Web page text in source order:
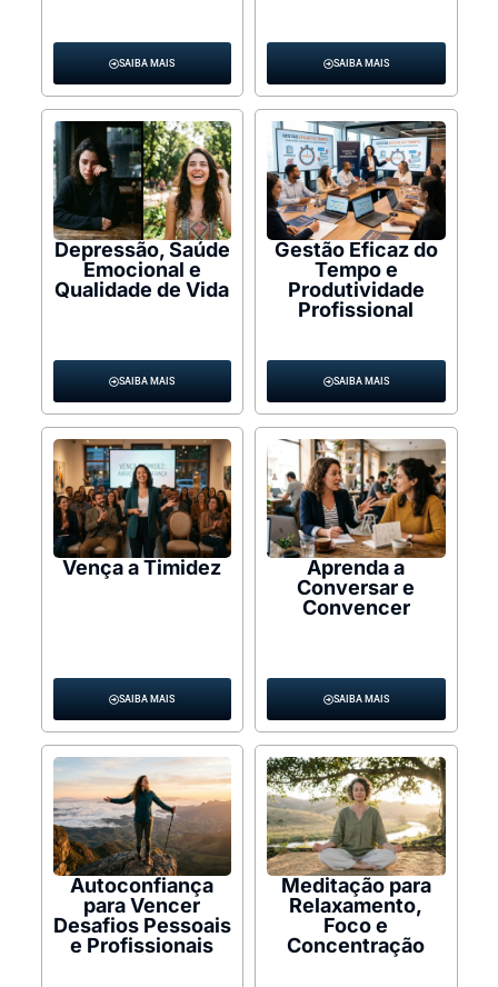
SAIBA MAIS SAIBA MAIS
Depressão, Saúde
Emocional e
Qualidade de Vida
SAIBA MAIS
Gestão Eficaz do
Tempo e
Produtividade
Profissional
SAIBA MAIS
Vença a Timidez
SAIBA MAIS
Aprenda a
Conversar e
Convencer
SAIBA MAIS
Autoconfiança
para Vencer
Desafios Pessoais
e Profissionais
Meditação para
Relaxamento,
Foco e
Concentração